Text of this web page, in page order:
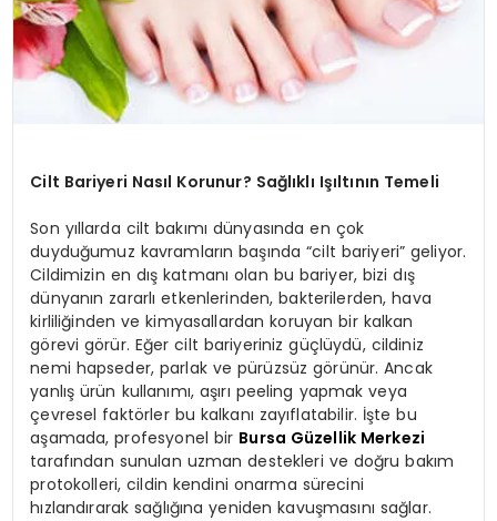
Cilt Bariyeri Nasıl Korunur? Sağlıklı Işıltının Temeli
Son yıllarda cilt bakımı dünyasında en çok
duyduğumuz kavramların başında “cilt bariyeri” geliyor.
Cildimizin en dış katmanı olan bu bariyer, bizi dış
dünyanın zararlı etkenlerinden, bakterilerden, hava
kirliliğinden ve kimyasallardan koruyan bir kalkan
görevi görür. Eğer cilt bariyeriniz güçlüydü, cildiniz
nemi hapseder, parlak ve pürüzsüz görünür. Ancak
yanlış ürün kullanımı, aşırı peeling yapmak veya
çevresel faktörler bu kalkanı zayıflatabilir. İşte bu
aşamada, profesyonel bir Bursa Güzellik Merkezi
tarafından sunulan uzman destekleri ve doğru bakım
protokolleri, cildin kendini onarma sürecini
hızlandırarak sağlığına yeniden kavuşmasını sağlar.